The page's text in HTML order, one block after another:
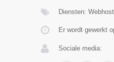
Diensten:
Er wordt gewerkt
Sociale media: